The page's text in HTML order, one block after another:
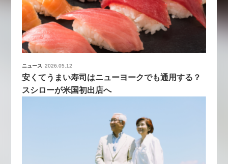
ニュース 2026.05.12
安くてうまい寿司はニューヨークでも通用する？
スシローが米国初出店へ